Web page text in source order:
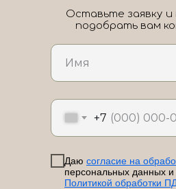
ЛоШАРик на
+7
Даю согласие на
персональных данных
Политикой обработки
Оставьте заявку
подобрать вам